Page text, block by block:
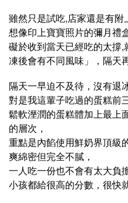
雖然只是試吃,店家還是有附
想像印上寶寶照片的彌月禮
礙於收到當天已經吃的太撐,
凍後會有不同風味」
， 隔天
隔天一早迫不及待 ， 沒有退
對是我這輩子吃過的蛋糕前
鬆軟溼潤的蛋糕體加上最上
的層次 ，
重點是內餡使用鮮奶界頂級
爽綿密但完全不膩 ，
一人吃一份也不會有太大負
小孩都給很高的分數 ， 很快